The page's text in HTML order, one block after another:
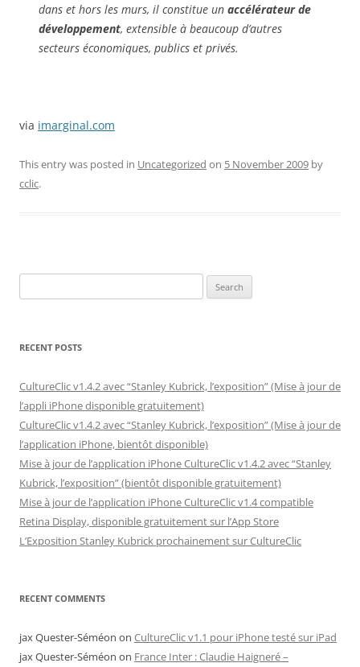
dans et hors les murs, il constitue un accélérateur de
développement, extensible à beaucoup d’autres
secteurs économiques, publics et privés.
via imarginal.com
This entry was posted in Uncategorized on 5 November 2009 by
cclic.
for:
RECENT POSTS
CultureClic v1.4.2 avec “Stanley Kubrick, l’exposition” (Mise à jour de
l’appli iPhone disponible gratuitement)
CultureClic v1.4.2 avec “Stanley Kubrick, l’exposition” (Mise à jour de
l’application iPhone, bientôt disponible)
Mise à jour de l’application iPhone CultureClic v1.4.2 avec “Stanley
Kubrick, l’exposition” (bientôt disponible gratuitement)
Mise à jour de l’application iPhone CultureClic v1.4 compatible
Retina Display, disponible gratuitement sur l’App Store
L’Exposition Stanley Kubrick prochainement sur CultureClic
RECENT COMMENTS
jax Quester-Séméon on CultureClic v1.1 pour iPhone testé sur iPad
jax Quester-Séméon on France Inter : Claudie Haigneré –